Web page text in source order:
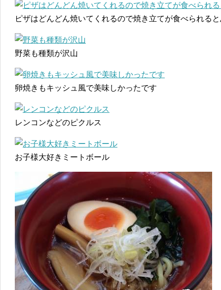
ピザはどんどん焼いてくれるので焼き立てが食べられる
野菜も種類が沢山
卵焼きもキッシュ風で美味しかったです
レンコンなどのピクルス
お子様大好きミートボール